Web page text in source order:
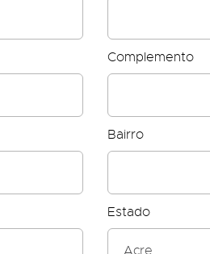
Complemento
Bairro
Estado